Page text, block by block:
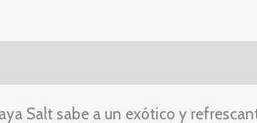
Salt sabe a un exótico y